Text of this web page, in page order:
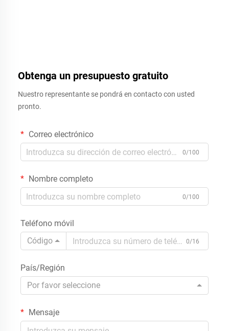
Obtenga un presupuesto gratuito
Nuestro representante se pondrá en contacto con usted
pronto.
Correo electrónico
0/100
Nombre completo
0/100
Teléfono móvil
Código
0/16
País/Región
Por favor seleccione
Mensaje